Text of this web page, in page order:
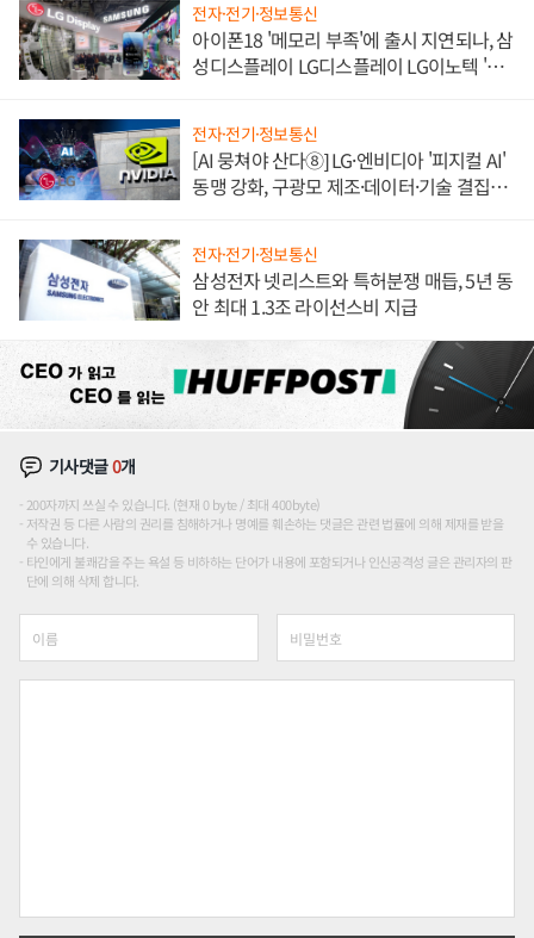
전자·전기·정보통신
아이폰18 '메모리 부족'에 출시 지연되나, 삼
성디스플레이 LG디스플레이 LG이노텍 '탈
전자·전기·정보통신
[AI 뭉쳐야 산다⑧] LG·엔비디아 '피지컬 AI'
동맹 강화, 구광모 제조·데이터·기술 결집
전자·전기·정보통신
삼성전자 넷리스트와 특허분쟁 매듭, 5년 동
안 최대 1.3조 라이선스비 지급
기사댓글0개
200자까지 쓰실 수 있습니다. (현재 0 byte / 최대 400byte)
저작권 등 다른 사람의 권리를 침해하거나 명예를 훼손하는 댓글은 관련 법률에 의해 제재를 받을
수 있습니다.
타인에게 불쾌감을 주는 욕설 등 비하하는 단어가 내용에 포함되거나 인신공격성 글은 관리자의 판
단에 의해 삭제 합니다.